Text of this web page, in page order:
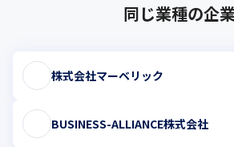
同じ業種の企
株式会社マーベリック
BUSINESS-ALLIANCE株式会社